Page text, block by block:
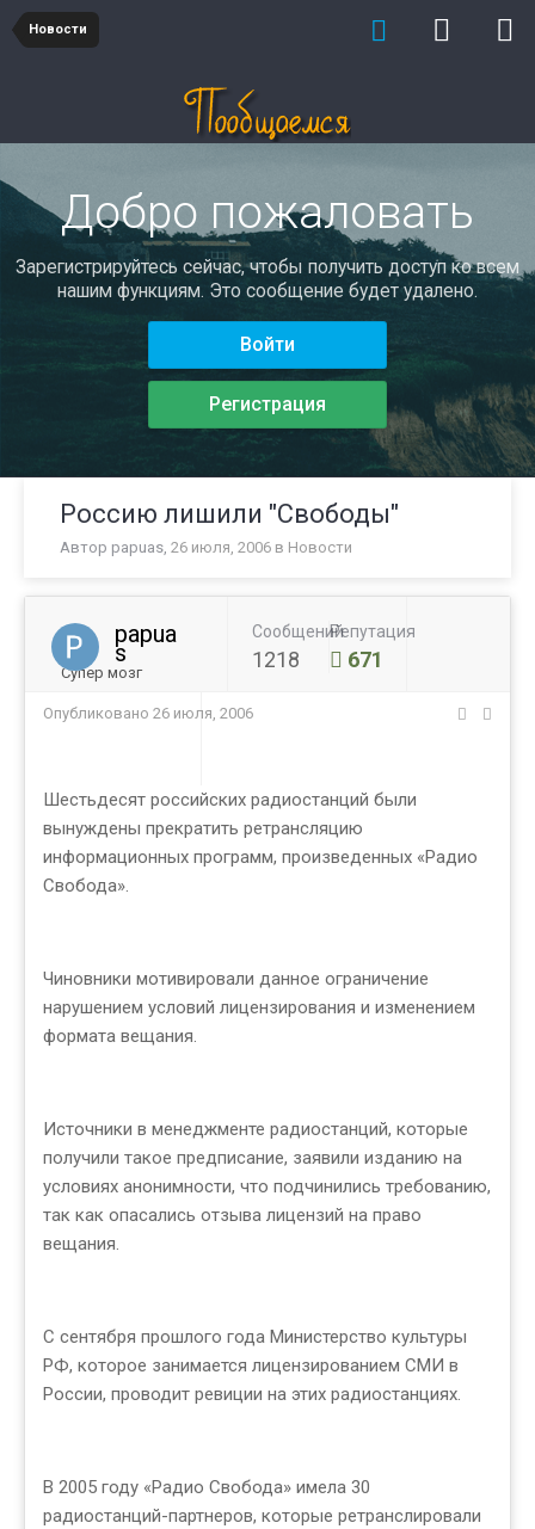
Новости
Добро пожаловать
Зарегистрируйтесь сейчас, чтобы получить доступ ко всем
нашим функциям. Это сообщение будет удалено.
Войти
Регистрация
Россию лишили "Свободы"
Автор papuas, 26 июля, 2006 в Новости
papua
s
Супер мозг
Сообщений
1218
Репутация
671
Опубликовано 26 июля, 2006
Шестьдесят российских радиостанций были
вынуждены прекратить ретрансляцию
информационных программ, произведенных «Радио
Свобода».
Чиновники мотивировали данное ограничение
нарушением условий лицензирования и изменением
формата вещания.
Источники в менеджменте радиостанций, которые
получили такое предписание, заявили изданию на
условиях анонимности, что подчинились требованию,
так как опасались отзыва лицензий на право
вещания.
С сентября прошлого года Министерство культуры
РФ, которое занимается лицензированием СМИ в
России, проводит ревиции на этих радиостанциях.
В 2005 году «Радио Свобода» имела 30
радиостанций-партнеров, которые ретранслировали